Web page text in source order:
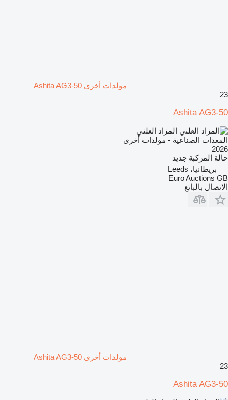
مولدات أخرى Ashita AG3-50
23
Ashita AG3-50
المزاد العلني
المعدات الصناعية - مولدات أخرى
2026
حالة المركبة جديد
بريطانيا، Leeds
Euro Auctions GB
الاتصال بالبائع
مولدات أخرى Ashita AG3-50
23
Ashita AG3-50